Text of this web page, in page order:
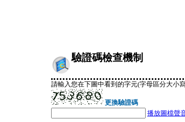
驗證碼檢查機制
請輸入您在下圖中看到的字元(字母區分大小
更換驗證碼
播放圖檔聲